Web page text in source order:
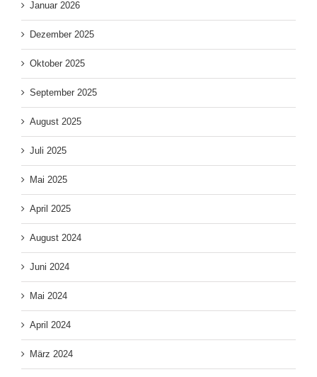
Januar 2026
Dezember 2025
Oktober 2025
September 2025
August 2025
Juli 2025
Mai 2025
April 2025
August 2024
Juni 2024
Mai 2024
April 2024
März 2024